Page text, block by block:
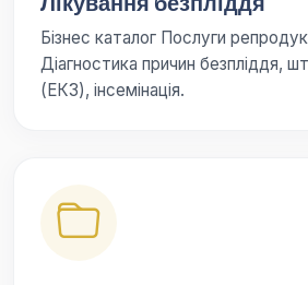
Бізнес каталог Послуги
Діагностика причин безпліддя,
(ЕКЗ), інсемінація.